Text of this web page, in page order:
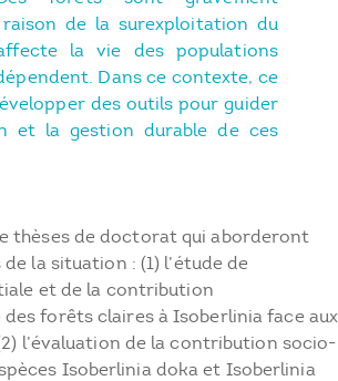
de la surexploitation du
la vie des populations
Dans ce contexte, ce
des outils pour guider
et la gestion durable de ces
thèses de doctorat qui aborderont
la situation : (1) l’étude de
et de la contribution
forêts claires à Isoberlinia face aux
l’évaluation de la contribution socio-
Isoberlinia doka et Isoberlinia